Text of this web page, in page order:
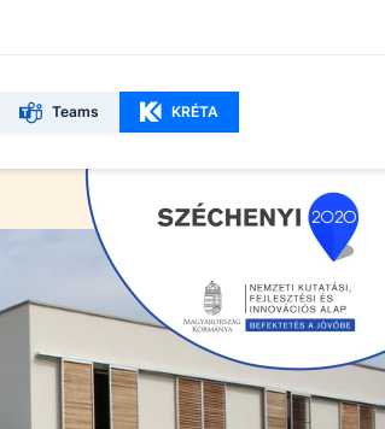
Teams KRÉTA